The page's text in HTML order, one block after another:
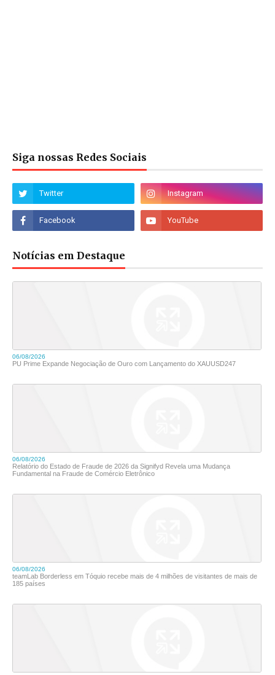
Siga nossas Redes Sociais
Notícias em Destaque